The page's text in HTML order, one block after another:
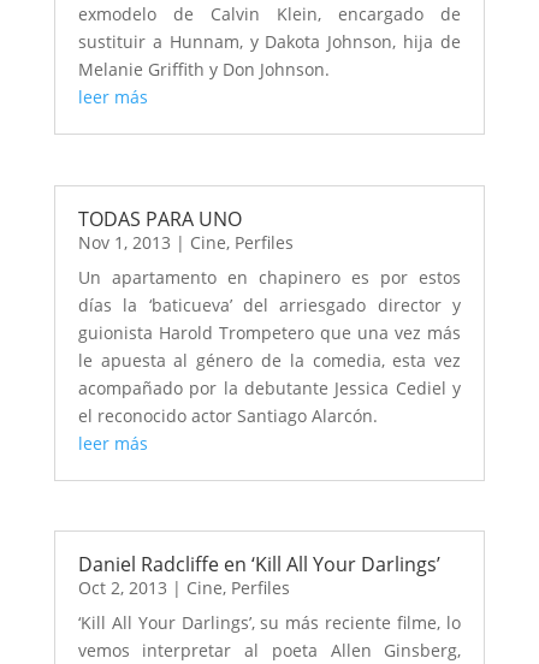
exmodelo de Calvin Klein, encargado de
sustituir a Hunnam, y Dakota Johnson, hija de
Melanie Griffith y Don Johnson.
leer más
TODAS PARA UNO
Nov 1, 2013 | Cine, Perfiles
Un apartamento en chapinero es por estos
días la ‘baticueva’ del arriesgado director y
guionista Harold Trompetero que una vez más
le apuesta al género de la comedia, esta vez
acompañado por la debutante Jessica Cediel y
el reconocido actor Santiago Alarcón.
leer más
Daniel Radcliffe en ‘Kill All Your Darlings’
Oct 2, 2013 | Cine, Perfiles
‘Kill All Your Darlings’, su más reciente filme, lo
vemos interpretar al poeta Allen Ginsberg,